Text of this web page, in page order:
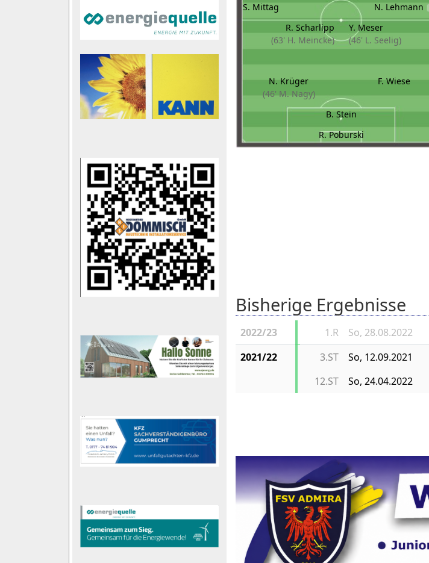
S. Mittag N. Lehmann
R. Scharlipp
(63' H. Meincke)
Y. Meser
(46' L. Seelig)
N. Krüger
(46' M. Nagy)
F. Wiese
B. Stein
R. Poburski
Bisherige Ergebnisse
2022/23 1.R So, 28.08.2022
2021/22
3.ST So, 12.09.2021
12.ST
So, 24.04.2022